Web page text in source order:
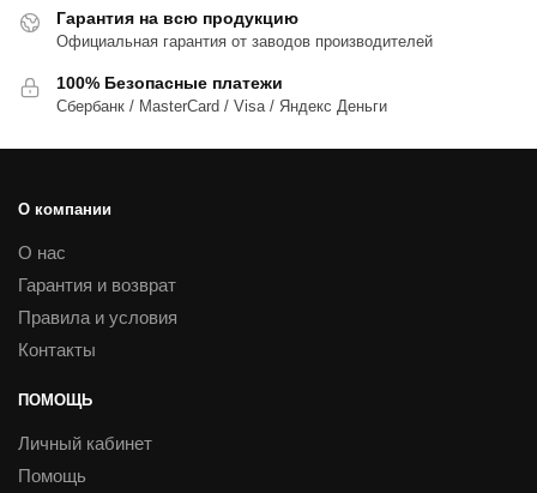
Гарантия на всю продукцию
Официальная гарантия от заводов производителей
100% Безопасные платежи
Сбербанк / MasterCard / Visa / Яндекс Деньги
О компании
О нас
Гарантия и возврат
Правила и условия
Контакты
ПОМОЩЬ
Личный кабинет
Помощь